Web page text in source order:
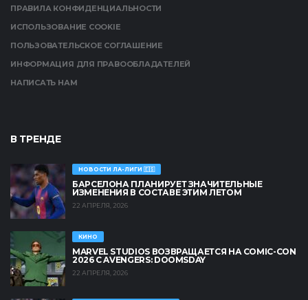
ПРАВИЛА КОНФИДЕНЦИАЛЬНОСТИ
ИСПОЛЬЗОВАНИЕ COOKIE
ПОЛЬЗОВАТЕЛЬСКОЕ СОГЛАШЕНИЕ
ИНФОРМАЦИЯ ДЛЯ ПРАВООБЛАДАТЕЛЕЙ
НАПИСАТЬ НАМ
В ТРЕНДЕ
НОВОСТИ ЛА-ЛИГИ 🇪🇸
БАРСЕЛОНА ПЛАНИРУЕТ ЗНАЧИТЕЛЬНЫЕ
ИЗМЕНЕНИЯ В СОСТАВЕ ЭТИМ ЛЕТОМ
22 АПРЕЛЯ, 2026
КИНО
MARVEL STUDIOS ВОЗВРАЩАЕТСЯ НА COMIC-CON
2026 С AVENGERS: DOOMSDAY
22 АПРЕЛЯ, 2026